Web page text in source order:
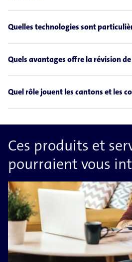
Quelles technologies sont
Quels avantages offre la révision de
Quel rôle jouent les cantons et les
Ces produits et
pourraient vous